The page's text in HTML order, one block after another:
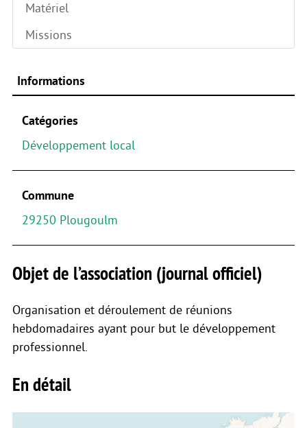
Matériel
Missions
Informations
Catégories
Développement local
Commune
29250 Plougoulm
Objet de l’association (journal officiel)
Organisation et déroulement de réunions
hebdomadaires ayant pour but le développement
professionnel.
En détail